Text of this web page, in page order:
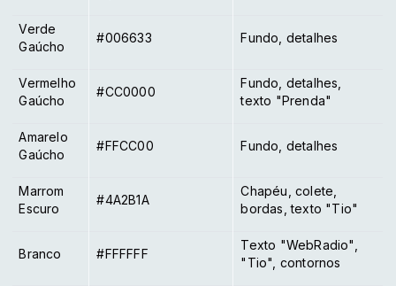
Verde
Gaúcho
#006633 Fundo, detalhes
Vermelho
Gaúcho
#CC0000
Fundo, detalhes,
texto "Prenda"
Amarelo
Gaúcho
#FFCC00 Fundo, detalhes
Marrom
Escuro
#4A2B1A
Chapéu, colete,
bordas, texto "Tio"
Branco #FFFFFF
Texto "WebRadio",
"Tio", contornos